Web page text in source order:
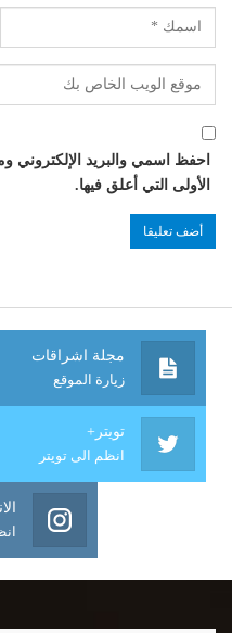
احفظ اسمي والبريد الإلكتروني
الأولى التي أعلق فيها.
مجلة اشراقات
زيارة الموقع
تويتر+
انظم الى تويتر